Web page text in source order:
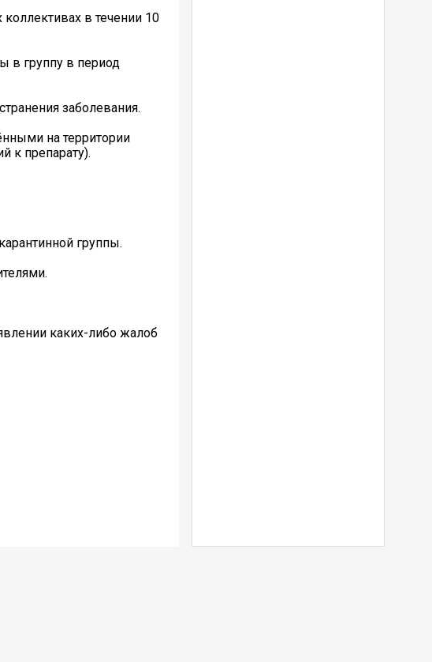
в течении 10
в группу в период
заболевания.
на территории
к препарату).
группы.
каких-либо жалоб